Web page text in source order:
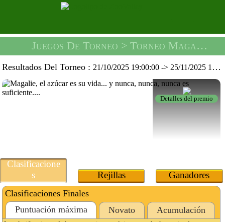
Juegos De Torneo > Torneo Magalie Chipie -
Resultados Del Torneo :21/10/2025 19:00:00 -> 25/11/2025 19:59:59
Detalles del premio
Clasificacione
s
Rejillas Ganadores
Clasificaciones Finales
Puntuación máxima
Novato Acumulación